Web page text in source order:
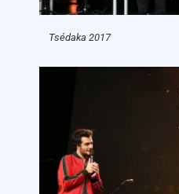
Tsédaka 2017